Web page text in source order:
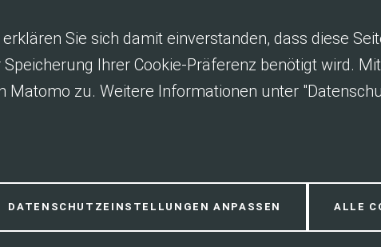
Sie sich damit einverstanden, dass diese
Ihrer Cookie-Präferenz benötigt wird.
Matomo zu. Weitere Informationen unter
DATENSCHUTZEINSTELLUNGEN ANPASSEN ALLE
denken &